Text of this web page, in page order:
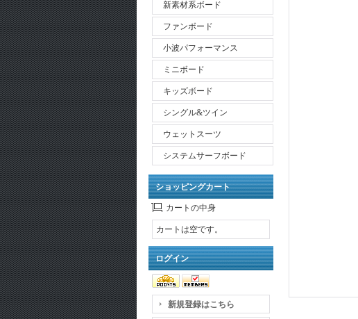
新素材系ボード
ファンボード
小波パフォーマンス
ミニボード
キッズボード
シングル&ツイン
ウェットスーツ
システムサーフボード
ショッピングカート
カートの中身
カートは空です。
ログイン
新規登録はこちら